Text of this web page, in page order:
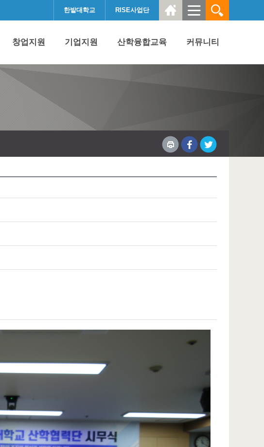
한밭대학교 RISE사업단
창업지원 기업지원 산학융합교육 커뮤니티